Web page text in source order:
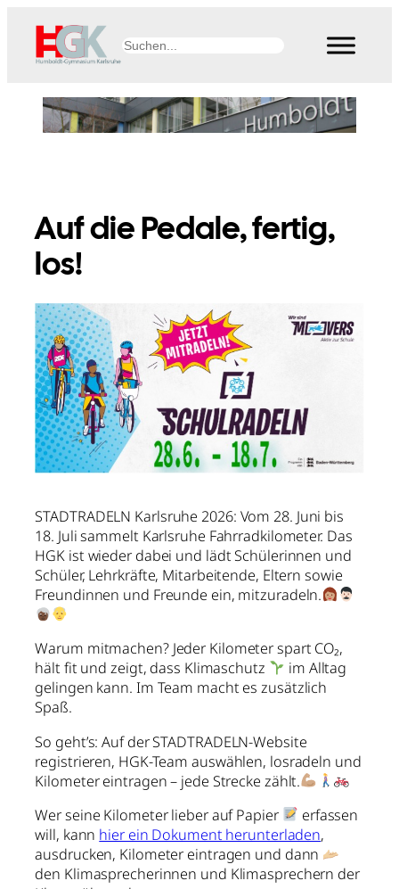
Inhalt
springen
Suchen
Auf die Pedale, fertig,
los!
STADTRADELN Karlsruhe 2026: Vom 28. Juni bis
18. Juli sammelt Karlsruhe Fahrradkilometer. Das
HGK ist wieder dabei und lädt Schülerinnen und
Schüler, Lehrkräfte, Mitarbeitende, Eltern sowie
Freundinnen und Freunde ein, mitzuradeln.
Warum mitmachen? Jeder Kilometer spart CO₂,
hält fit und zeigt, dass Klimaschutz
im Alltag
gelingen kann. Im Team macht es zusätzlich
Spaß.
So geht’s: Auf der STADTRADELN-Website
registrieren, HGK-Team auswählen, losradeln und
Kilometer eintragen – jede Strecke zählt.
Wer seine Kilometer lieber auf Papier
erfassen
will, kann hier ein Dokument herunterladen,
ausdrucken, Kilometer eintragen und dann
den Klimasprecherinnen und Klimasprechern der